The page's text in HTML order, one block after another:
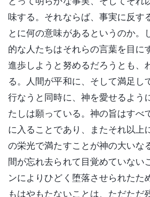
味する。それならば、事実に反す
とに何の意味があるというのか。
的な人たちはそれらの言葉を目に
進歩しようと努めるだろうとも、
る。人間が平和に、そして満足し
行なうと同時に、神を愛せるよう
たしは願っている。神の旨はすべ
に入ることであり、またそれ以上
の栄光で満たすことが神の大いな
間が忘れ去られて目覚めていない
ンによりひどく堕落させられたた
もはやもたないことは、ただただ